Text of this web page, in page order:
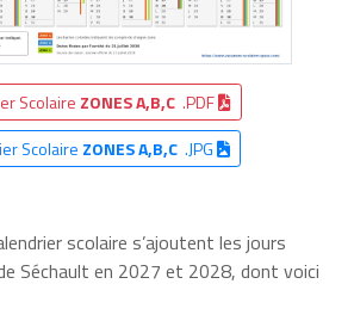
Scolaire ZONES A,B,C .PDF
Scolaire ZONES A,B,C.JPG
scolaire s’ajoutent les jours
Séchault en 2027 et 2028, dont voici